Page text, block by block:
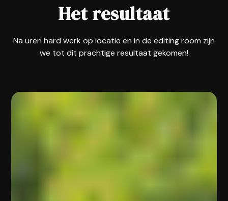
Het resultaat
Na uren hard werk op locatie en in de editing room zijn
we tot dit prachtige resultaat gekomen!